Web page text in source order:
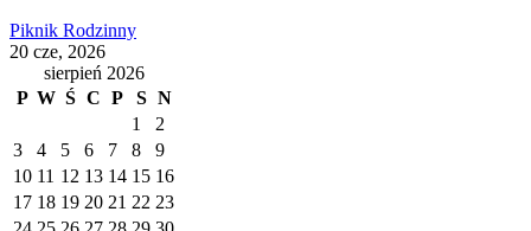
Piknik Rodzinny
20 cze, 2026
sierpień 2026
P W Ś C P S N
1
2
3
4 5 6 7 8
9
10 11 12 13 14 15 16
17 18 19 20 21 22 23